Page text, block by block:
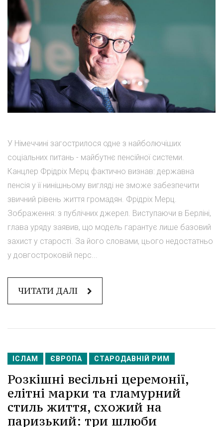
У Німеччині загострилося одне з найболючіших
соціальних питань - майбутнє пенсійної системи.
Канцлер Фрідріх Мерц фактично визнав: державна
пенсія у її нинішньому вигляді не зможе забезпечити
звичний рівень життя громадян. Фрідріх Мерц.
Зображення: з публічних джерел. Виступаючи в Берліні,
глава уряду заявив, що модель гарантує лише базовий
захист у старості. За його словами, цього недостатньо
у довгостроковій перс...
ЧИТАТИ ДАЛІ
ІСЛАМ ЄВРОПА СТАРОДАВНІЙ РИМ
Розкішні весільні церемонії,
елітні марки та гламурний
стиль життя, схожий на
паризький: три шлюби